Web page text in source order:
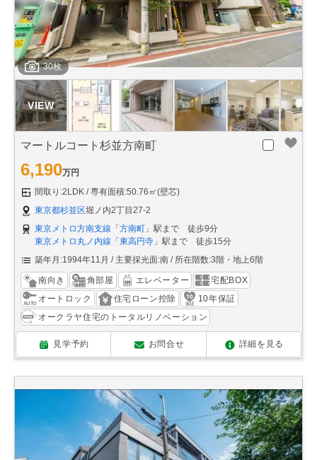
30枚
マートルコート杉並方南町
6,190万円
間取り:2LDK
専有面積:50.76㎡(壁芯)
東京都杉並区堀ノ内2丁目27-2
東京メトロ方南支線 「 方南町 」駅まで 徒歩9分
東京メトロ丸ノ内線 「 東高円寺 」駅まで 徒歩15分
築年月:1994年11月
主要採光面:南 所在階数:3階・地上6階
南向き 角部屋 エレベーター
宅配BOX
オートロック
住宅ローン控除
10年保証
オークラヤ住宅のトータルリノベーション
見学予約 お問合せ 詳細を見る